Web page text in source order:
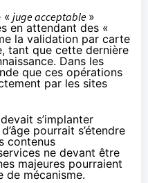
« juge acceptable »
en attendant des «
la validation par carte
tant que cette dernière
Dans les
que ces opérations
par les sites
s’implanter
pourrait s’étendre
contenus
ne devant être
majeures pourraient
de mécanisme.